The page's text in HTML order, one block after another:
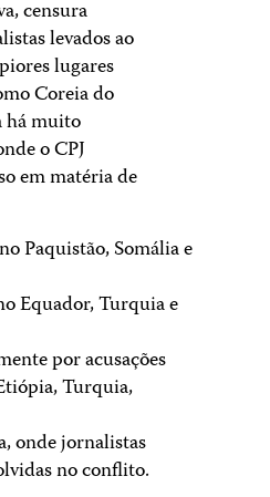
censura
levados ao
lugares
Coreia do
há muito
o CPJ
em matéria de
Paquistão, Somália e
Equador, Turquia e
por acusações
Turquia,
onde jornalistas
no conflito.